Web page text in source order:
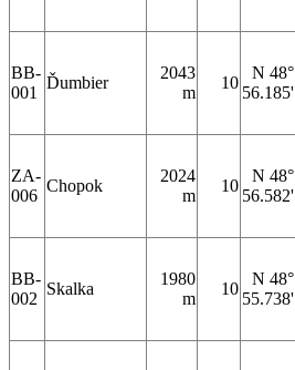
BB-
001
Ďumbier
2043
m
10
N 48°
56.185'
ZA-
006
Chopok
2024
m
10
N 48°
56.582'
BB-
002
Skalka
1980
m
10
N 48°
55.738'